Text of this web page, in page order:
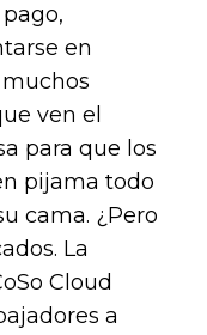
en
ven el
para que los
pijama todo
cama. ¿Pero
La
Cloud
a